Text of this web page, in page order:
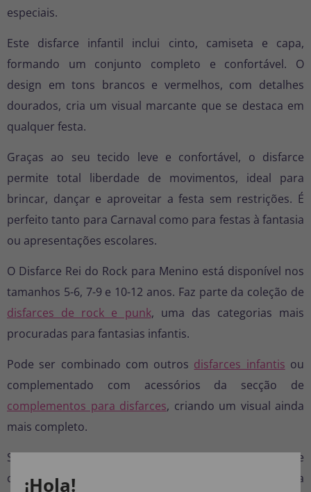
especiais.
Este disfarce infantil inclui cinto, camiseta e capa,
formando um conjunto completo e confortável. O
design em tons brancos e vermelhos, com detalhes
dourados, cria um visual marcante que se destaca em
qualquer festa.
Graças ao seu tecido leve e confortável, o disfarce
permite total liberdade de movimentos, ideal para
brincar, dançar e aproveitar a festa sem restrições. É
perfeito tanto para Carnaval como para festas à fantasia
ou apresentações escolares.
O Disfarce Rei do Rock para Menino está disponível nos
tamanhos 5-6, 7-9 e 10-12 anos. Faz parte da coleção de
disfarces de rock e punk, uma das categorias mais
procuradas para fantasias infantis.
Pode ser combinado com outros disfarces infantis ou
complementado com acessórios da secção de
complementos para disfarces, criando um visual ainda
mais completo.
Se procuras um disfarce infantil original, reconhecível e
cheio de atitude, o Disfarce Rei do Rock para Menino é a
¡Hola!